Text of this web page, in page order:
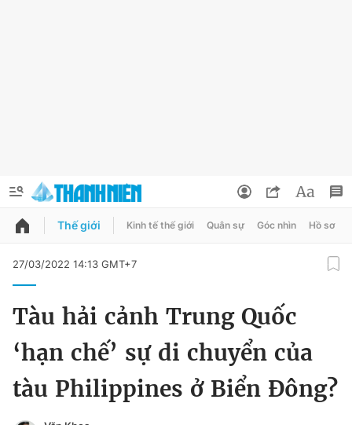
QUẢNG CÁO
Chuyên mục khác
Chào ngày mới
Đổi mật khẩu
Tin đã lưu
Tin đã xem
Thế giới Kinh tế thế giới Quân sự Góc nhìn Hồ sơ
27/03/2022 14:13 GMT+7
Tàu hải cảnh Trung Quốc
‘hạn chế’ sự di chuyển của
tàu Philippines ở Biển Đông?